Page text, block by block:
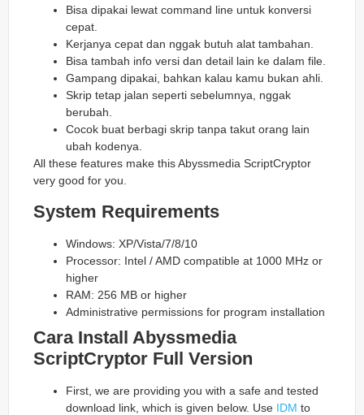
Bisa dipakai lewat command line untuk konversi
cepat.
Kerjanya cepat dan nggak butuh alat tambahan.
Bisa tambah info versi dan detail lain ke dalam file.
Gampang dipakai, bahkan kalau kamu bukan ahli.
Skrip tetap jalan seperti sebelumnya, nggak
berubah.
Cocok buat berbagi skrip tanpa takut orang lain
ubah kodenya.
All these features make this Abyssmedia ScriptCryptor
very good for you.
System Requirements
Windows: XP/Vista/7/8/10
Processor: Intel / AMD compatible at 1000 MHz or
higher
RAM: 256 MB or higher
Administrative permissions for program installation
Cara Install Abyssmedia
ScriptCryptor Full Version
First, we are providing you with a safe and tested
download link, which is given below. Use IDM to